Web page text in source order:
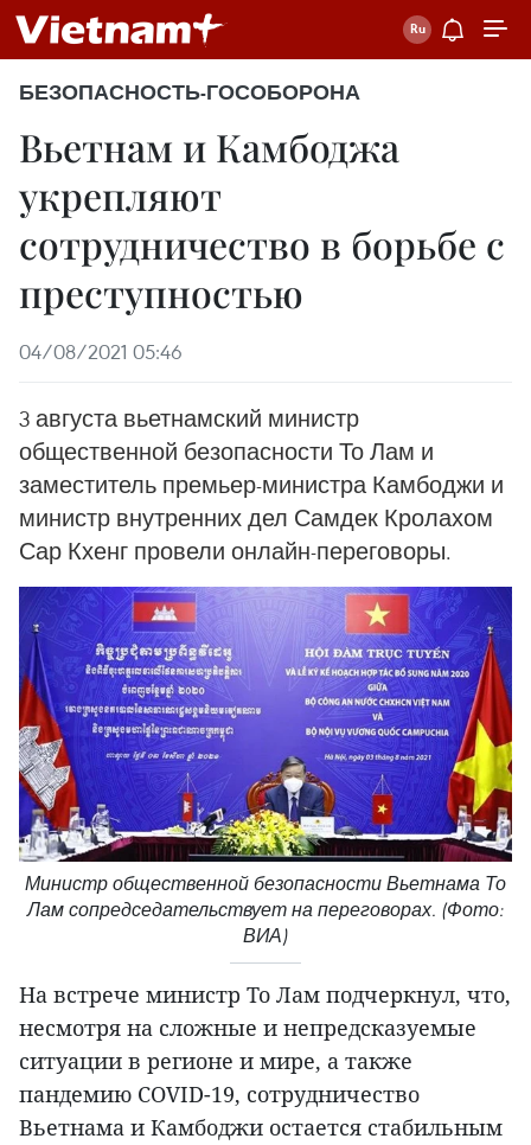
БЕЗОПАСНОСТЬ-ГОСОБОРОНА
Вьетнам и Камбоджа
укрепляют
сотрудничество в борьбе с
преступностью
04/08/2021 05:46
3 августа вьетнамский министр
общественной безопасности То Лам и
заместитель премьер-министра Камбоджи и
министр внутренних дел Самдек Кролахом
Сар Кхенг провели онлайн-переговоры.
Министр общественной безопасности Вьетнама То
Лам сопредседательствует на переговорах. (Фото:
ВИА)
На встрече министр То Лам подчеркнул, что,
несмотря на сложные и непредсказуемые
ситуации в регионе и мире, а также
пандемию COVID-19, сотрудничество
Вьетнама и Камбоджи остается стабильным